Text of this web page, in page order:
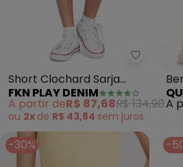
Fkn
Short Clochard Sarja
(Rosa)
FKN PLAY DENIM
A partir deR$ 87,68R$ 134,90
ou 2x de R$ 43,84 sem juros
A
-30% -